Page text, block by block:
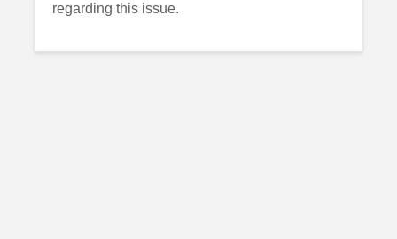
regarding this issue.